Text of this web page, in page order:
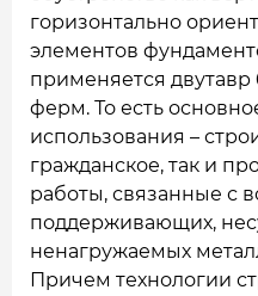
горизонтально
элементов
применяется
ферм. То есть
использования –
гражданское, так и
работы, связанные с
поддерживающих,
ненагружаемых
Причем технологии